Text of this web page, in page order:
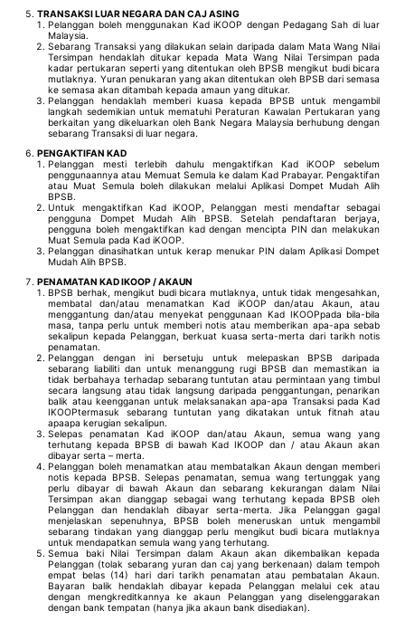
TRANSAKSI LUAR NEGARA DAN CAJ ASING
Pelanggan boleh menggunakan Kad iKOOP dengan Pedagang Sah di luar
Malaysia.
Sebarang Transaksi yang dilakukan selain daripada dalam Mata Wang Nilai
Tersimpan hendaklah ditukar kepada Mata Wang Nilai Tersimpan pada
kadar pertukaran seperti yang ditentukan oleh BPSB mengikut budi bicara
mutlaknya. Yuran penukaran yang akan ditentukan oleh BPSB dari semasa
ke semasa akan ditambah kepada amaun yang ditukar.
Pelanggan hendaklah memberi kuasa kepada BPSB untuk mengambil
langkah sedemikian untuk mematuhi Peraturan Kawalan Pertukaran yang
berkaitan yang dikeluarkan oleh Bank Negara Malaysia berhubung dengan
sebarang Transaksi di luar negara.
PENGAKTIFAN KAD
Pelanggan mesti terlebih dahulu mengaktifkan Kad iKOOP sebelum
penggunaannya atau Memuat Semula ke dalam Kad Prabayar. Pengaktifan
atau Muat Semula boleh dilakukan melalui Aplikasi Dompet Mudah Alih
BPSB.
Untuk mengaktifkan Kad iKOOP, Pelanggan mesti mendaftar sebagai
pengguna Dompet Mudah Alih BPSB. Setelah pendaftaran berjaya,
pengguna boleh mengaktifkan kad dengan mencipta PIN dan melakukan
Muat Semula pada Kad iKOOP.
Pelanggan dinasihatkan untuk kerap menukar PIN dalam Aplikasi Dompet
Mudah Alih BPSB.
PENAMATAN KAD IKOOP / AKAUN
BPSB berhak, mengikut budi bicara mutlaknya, untuk tidak mengesahkan,
membatal dan/atau menamatkan Kad iKOOP dan/atau Akaun, atau
menggantung dan/atau menyekat penggunaan Kad IKOOPpada bila-bila
masa, tanpa perlu untuk memberi notis atau memberikan apa-apa sebab
sekalipun kepada Pelanggan, berkuat kuasa serta-merta dari tarikh notis
penamatan.
Pelanggan dengan ini bersetuju untuk melepaskan BPSB daripada
sebarang liabiliti dan untuk menanggung rugi BPSB dan memastikan ia
tidak berbahaya terhadap sebarang tuntutan atau permintaan yang timbul
secara langsung atau tidak langsung daripada penggantungan, penarikan
balik atau keengganan untuk melaksanakan apa-apa Transaksi pada Kad
IKOOPtermasuk sebarang tuntutan yang dikatakan untuk fitnah atau
apaapa kerugian sekalipun.
Selepas penamatan Kad iKOOP dan/atau Akaun, semua wang yang
terhutang kepada BPSB di bawah Kad IKOOP dan / atau Akaun akan
dibayar serta – merta.
Pelanggan boleh menamatkan atau membatalkan Akaun dengan memberi
notis kepada BPSB. Selepas penamatan, semua wang tertunggak yang
perlu dibayar di bawah Akaun dan sebarang kekurangan dalam Nilai
Tersimpan akan dianggap sebagai wang terhutang kepada BPSB oleh
Pelanggan dan hendaklah dibayar serta-merta. Jika Pelanggan gagal
menjelaskan sepenuhnya, BPSB boleh meneruskan untuk mengambil
sebarang tindakan yang dianggap perlu mengikut budi bicara mutlaknya
untuk mendapatkan semula wang yang terhutang.
Semua baki Nilai Tersimpan dalam Akaun akan dikembalikan kepada
Pelanggan (tolak sebarang yuran dan caj yang berkenaan) dalam tempoh
empat belas (14) hari dari tarikh penamatan atau pembatalan Akaun.
Bayaran balik hendaklah dibayar kepada Pelanggan melalui cek atau
dengan mengkreditkannya ke akaun Pelanggan yang diselenggarakan
dengan bank tempatan (hanya jika akaun bank disediakan).